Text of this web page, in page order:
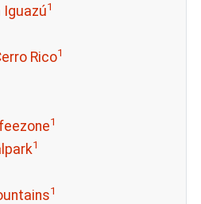
1
Rico1
1
1
1